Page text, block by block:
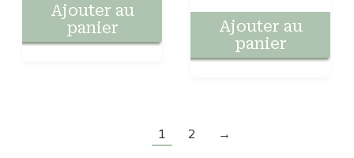
Ajouter au
panier
Ajouter au
panier
1 2 →